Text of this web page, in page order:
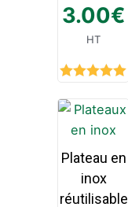
3.00€
HT
Plateau en
inox
réutilisable